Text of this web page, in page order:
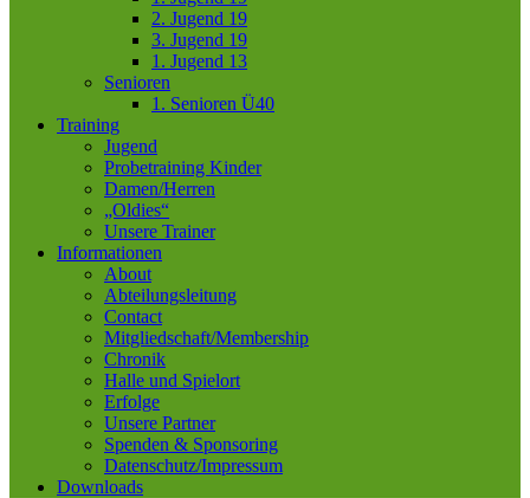
2. Jugend 19
3. Jugend 19
1. Jugend 13
Senioren
1. Senioren Ü40
Training
Jugend
Probetraining Kinder
Damen/Herren
„Oldies“
Unsere Trainer
Informationen
About
Abteilungsleitung
Contact
Mitgliedschaft/Membership
Chronik
Halle und Spielort
Erfolge
Unsere Partner
Spenden & Sponsoring
Datenschutz/Impressum
Downloads